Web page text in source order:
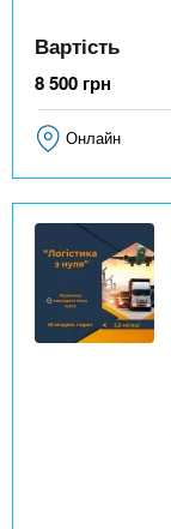
Вартість
8 500 грн
Онлайн